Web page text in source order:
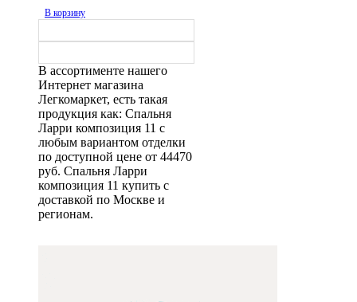
В корзину
В ассортименте нашего
Интернет магазина
Легкомаркет, есть такая
продукция как: Спальня
Ларри композиция 11 с
любым вариантом отделки
по доступной цене от 44470
руб. Спальня Ларри
композиция 11 купить с
доставкой по Москве и
регионам.